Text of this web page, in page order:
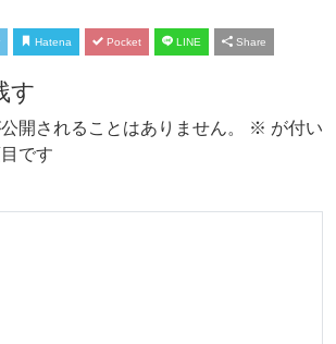
Hatena Pocket LINE Share
す
開されることはありません。 ※ が付い
です